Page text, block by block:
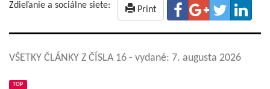
Zdieľanie a sociálne siete: Print
VŠETKY ČLÁNKY Z ČÍSLA 16 - vydané: 7. augusta 2026
TOP